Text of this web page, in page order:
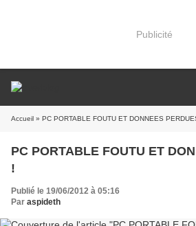
Publicité
Accueil » PC PORTABLE FOUTU ET DONNEES
PC PORTABLE FOUTU ET
!
Publié le 19/06/2012 à 05:16
Par aspideth